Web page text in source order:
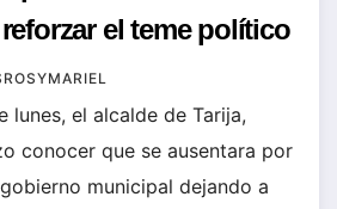
el teme político
lunes, el alcalde de Tarija,
conocer que se ausentara por
municipal dejando a